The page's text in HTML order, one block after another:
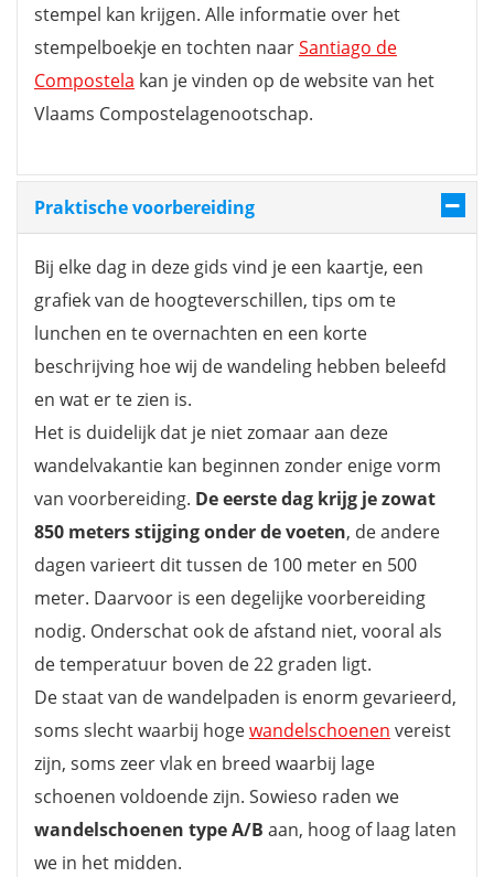
stempel kan krijgen. Alle informatie over het
stempelboekje en tochten naarSantiago de
Compostela kan je vinden op de website van het
Vlaams Compostelagenootschap.
Praktische voorbereiding
Bij elke dag in deze gids vind je een kaartje, een
grafiek van de hoogteverschillen, tips om te
lunchen en te overnachten en een korte
beschrijving hoe wij de wandeling hebben beleefd
en wat er te zien is.
Het is duidelijk dat je niet zomaar aan deze
wandelvakantie kan beginnen zonder enige vorm
van voorbereiding. De eerste dag krijg je zowat
850 meters stijging onder de voeten, de andere
dagen varieert dit tussen de 100 meter en 500
meter. Daarvoor is een degelijke voorbereiding
nodig. Onderschat ook de afstand niet, vooral als
de temperatuur boven de 22 graden ligt.
De staat van de wandelpaden is enorm gevarieerd,
soms slecht waarbij hogewandelschoenen vereist
zijn, soms zeer vlak en breed waarbij lage
schoenen voldoende zijn. Sowieso raden we
wandelschoenen type A/B aan, hoog of laag laten
we in het midden.